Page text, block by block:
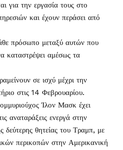
για την εργασία τους στο
και έχουν περάσει από
πρόσωπο μεταξύ αυτών που
καταστρέψει αμέσως τα
σε ισχύ μέχρι την
στις 14 Φεβρουαρίου.
Ίλον Μασκ έχει
αναταράξεις ενεργά στην
δεύτερης θητείας του Τραμπ, με
περικοπών στην Αμερικανική